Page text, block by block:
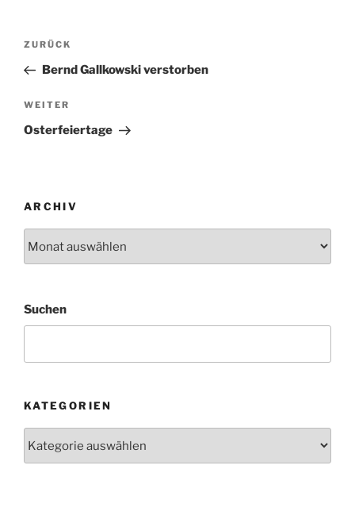
Beitragsnavigation
Vorheriger
Beitrag
ZURÜCK
Bernd Gallkowski verstorben
Nächster
Beitrag
WEITER
Osterfeiertage
ARCHIV
Suchen
KATEGORIEN